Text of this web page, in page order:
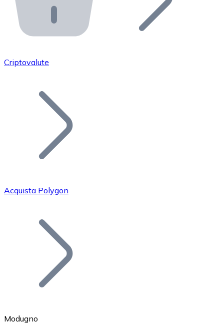
API Bitnovo
Integra la nostra API nel tuo ecosistema.
Unisciti alla nostra rete di rivenditori e
Aggiungi il token del tuo progetto al nostro servizio di
Bitcoin
Criptovalute
Acquista Polygon
Modugno